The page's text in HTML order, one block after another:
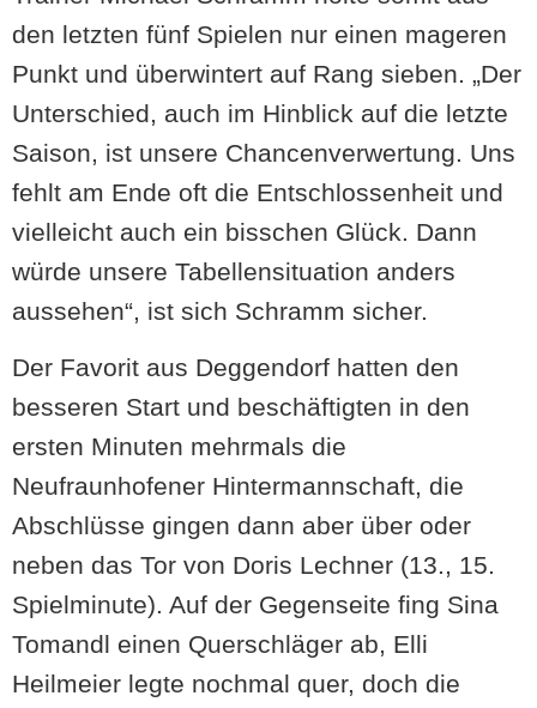
den letzten fünf Spielen nur einen mageren
Punkt und überwintert auf Rang sieben. „Der
Unterschied, auch im Hinblick auf die letzte
Saison, ist unsere Chancenverwertung. Uns
fehlt am Ende oft die Entschlossenheit und
vielleicht auch ein bisschen Glück. Dann
würde unsere Tabellensituation anders
aussehen“, ist sich Schramm sicher.
Der Favorit aus Deggendorf hatten den
besseren Start und beschäftigten in den
ersten Minuten mehrmals die
Neufraunhofener Hintermannschaft, die
Abschlüsse gingen dann aber über oder
neben das Tor von Doris Lechner (13., 15.
Spielminute). Auf der Gegenseite fing Sina
Tomandl einen Querschläger ab, Elli
Heilmeier legte nochmal quer, doch die